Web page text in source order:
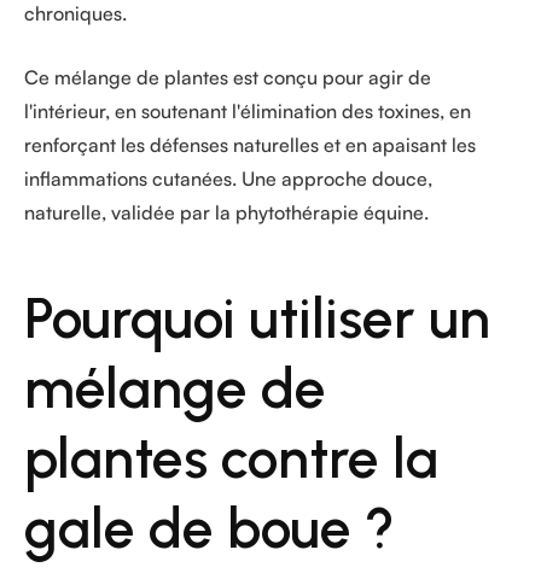
chroniques.
Ce mélange de plantes est conçu pour agir de
l'intérieur, en soutenant l'élimination des toxines, en
renforçant les défenses naturelles et en apaisant les
inflammations cutanées. Une approche douce,
naturelle, validée par la phytothérapie équine.
Pourquoi utiliser un
mélange de
plantes contre la
gale de boue ?